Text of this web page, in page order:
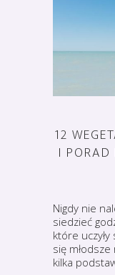
12
I
Nigdy nie
siedzieć
które
się
kilka